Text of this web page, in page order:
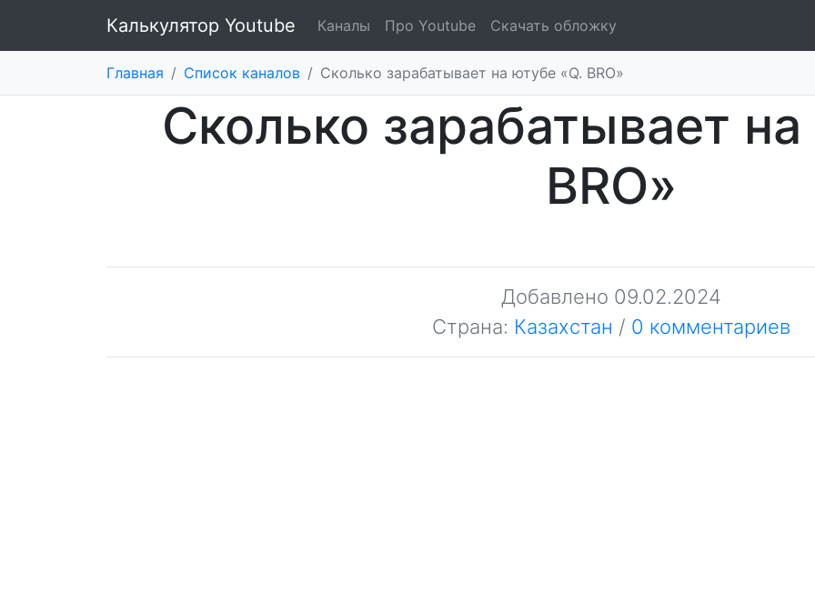
Калькулятор Youtube Каналы Про Youtube Скачать обложку
Главная / Список каналов / Cколько зарабатывает на ютубе «Q. BRO»
Cколько зарабатывает
BRO»
Добавлено 09.02.2024
Страна: Казахстан / 0 комментариев